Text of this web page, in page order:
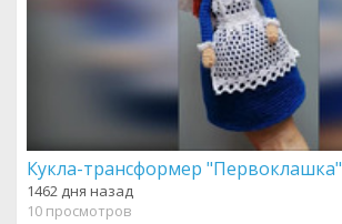
Кукла-трансформер "Первоклашка"
1462 дня назад
10 просмотров